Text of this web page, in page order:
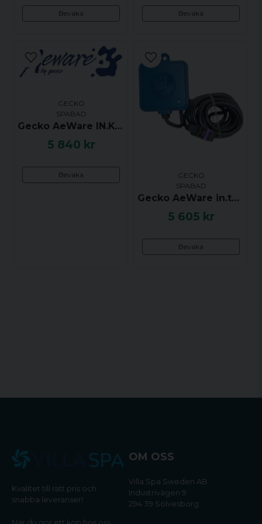
Bevaka Bevaka
GECKO
SPABAD
Gecko AeWare IN.K4 Styrpanel 10 Buttons - Up, Pump 1, Pump 2, Pump 3, Prog, Down, Blower, Light, Mode
5 840 kr
Bevaka
GECKO
SPABAD
Gecko AeWare in.touch 2, WiFi modul
5 605 kr
Bevaka
html: LCD
Typ av produkt
html: Ovansida
Kvalitet till rätt pris och
snabba leveranser!
OM OSS
Villa Spa Sweden AB
Industrivägen 9
294 39 Sölvesborg